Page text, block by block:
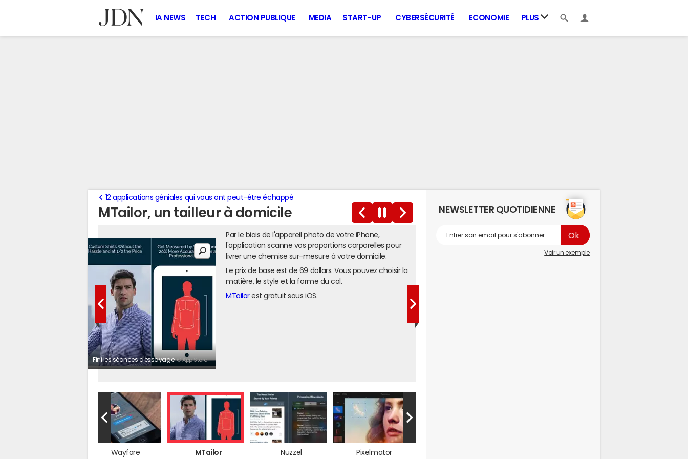
IA NEWS TECH ACTION PUBLIQUE MEDIA START-UP CYBERSÉCURITÉ ECONOMIE PLUS
MTailor, un tailleur à domicile
12 applications géniales qui vous ont peut-être échappé
Fini les séances d'essayage.© App Store
Par le biais de l'appareil photo de votre iPhone,
l'application scanne vos proportions corporelles pour
livrer une chemise sur-mesure à votre domicile.
Le prix de base est de 69 dollars. Vous pouvez choisir la
matière, le style et la forme du col.
MTailorest gratuit sous iOS.
Wayfare MTailor Nuzzel Pixelmator
NEWSLETTER QUOTIDIENNE
Voir un exemple